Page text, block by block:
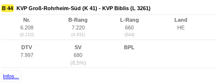
B 44 KVP Groß-Rohrheim-Süd (K 41) - KVP Biblis (L 3261)
Nr.
6.208
(6.210)
B-Rang
7.220
(4.831)
L-Rang
660
(644)
Land
HE
DTV
7.997
SV
680
(8,5%)
BPL
Infos...